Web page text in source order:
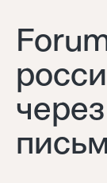
Кейсы